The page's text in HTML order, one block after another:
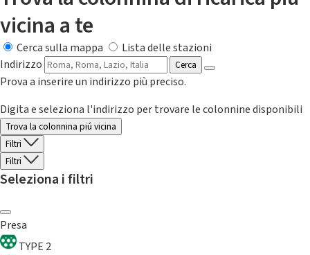
vicina a te
Cerca sulla mappa
Lista delle stazioni
Indirizzo
Cerca
Prova a inserire un indirizzo più preciso.
Digita e seleziona l'indirizzo per trovare le colonnine disponibili
Trova la colonnina piú vicina
Filtri
Filtri
Seleziona i filtri
Presa
TYPE 2